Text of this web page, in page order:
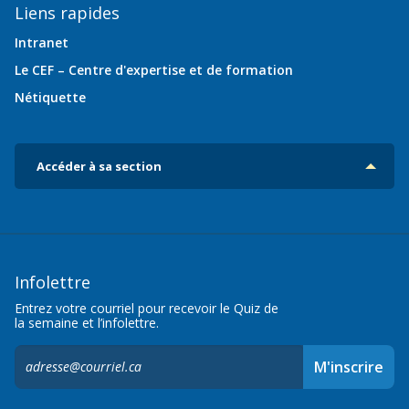
Liens rapides
Intranet
Le CEF – Centre d'expertise et de formation
Nétiquette
Accéder à sa section
Infolettre
Entrez votre courriel pour recevoir le Quiz de
la semaine et l’infolettre.
M'inscrire